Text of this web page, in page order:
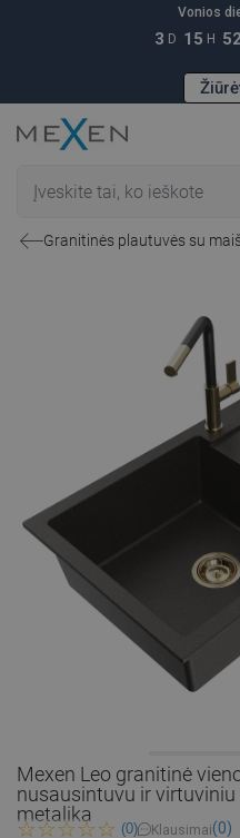
Vonios
3 D 15 H 52
Granitinės plautuvės su
Mexen Leo granitinė
nusausintuvu ir
metalika
(0) Klausimai(0)